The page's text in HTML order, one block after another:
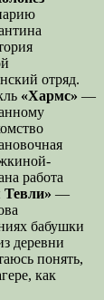
отряд.
«Хармс» —
работа
Тевли» —
бабушки
деревни
понять,
как